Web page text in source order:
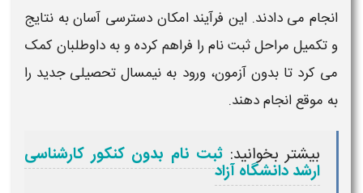
انجام می‌ دادند. این فرآیند امکان دسترسی آسان به نتایج
و تکمیل مراحل ثبت‌ نام را فراهم کرده و به داوطلبان کمک
می‌ کرد تابدون آزمون، ورود به نیمسال تحصیلی جدید را
به‌ موقع انجام دهند.
بیشتر بخوانید: ثبت نام بدون کنکور کارشناسی
ارشد دانشگاه آزاد